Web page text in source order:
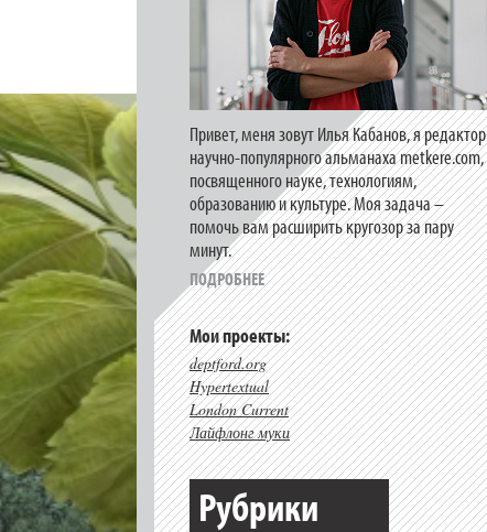
Привет, меня зовут Илья Кабанов, я редактор
научно-популярного альманаха metkere.com,
посвященного науке, технологиям,
образованию и культуре. Моя задача –
помочь вам расширить кругозор за пару
минут.
ПОДРОБНЕЕ
Мои проекты:
deptford.org
Hypertextual
London Current
Лайфлонг муки
Рубрики